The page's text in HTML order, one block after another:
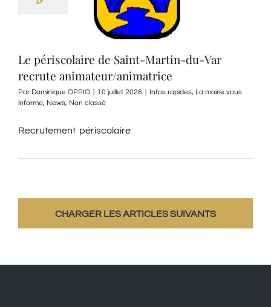
Le périscolaire de Saint-Martin-du-Var
recrute animateur/animatrice
Par Dominique OPPIO 10 juillet 2026 Infos rapides, La mairie vous
informe, News, Non classé
Recrutement périscolaire
CHARGER LES ARTICLES SUIVANTS